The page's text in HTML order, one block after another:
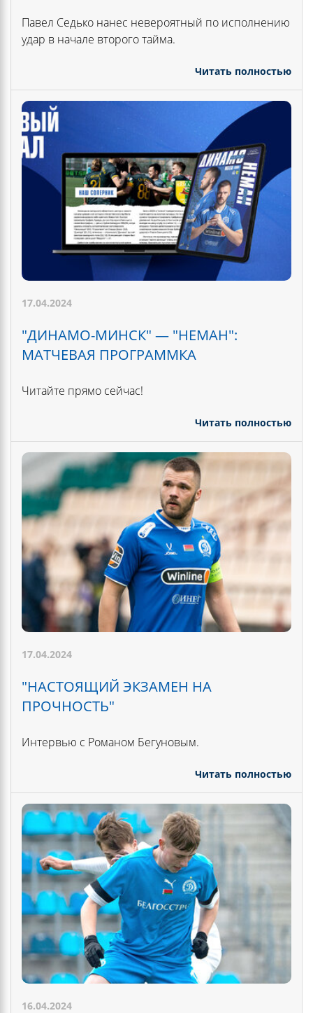
Павел Седько нанес невероятный по исполнению
удар в начале второго тайма.
Читать полностью
17.04.2024
"ДИНАМО-МИНСК" — "НЕМАН":
МАТЧЕВАЯ ПРОГРАММКА
Читайте прямо сейчас!
Читать полностью
17.04.2024
"НАСТОЯЩИЙ ЭКЗАМЕН НА
ПРОЧНОСТЬ"
Интервью с Романом Бегуновым.
Читать полностью
16.04.2024